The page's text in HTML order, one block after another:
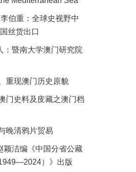
伯重：全球史视野中
丝货出口
：暨南大学澳门研究院
重现澳门历史原貌
门史料及庋藏之澳门档
晚清鸦片贸易
颖洁编《中国分省公藏
）》出版